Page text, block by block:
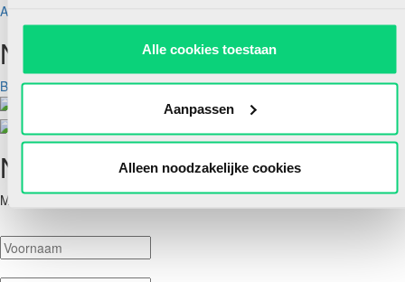
Alle cookies toestaan
Aanpassen
Alleen noodzakelijke cookies
Account aanmaken
Nog geen abonnee?
Bekijk aanbod
Nieuwsbrief
Meld je hieronder aan voor de nieuwsbrief van HJK